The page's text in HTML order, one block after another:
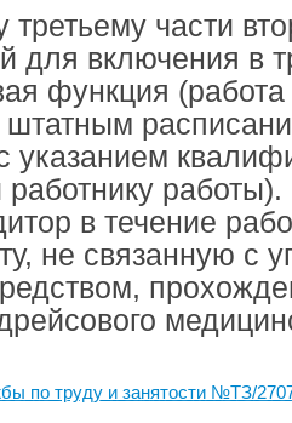
третьему части
для включения в
функция
штатным
указанием
в течение
не связанную с
по труду и занятости №ТЗ/